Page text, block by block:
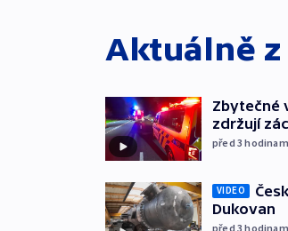
Aktuálně
Zbytečné
zdržují
před 3
VIDEO
Dukovan
před 3